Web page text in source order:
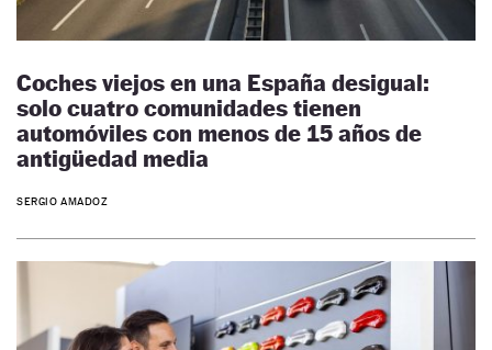
Coches viejos en una España desigual:
solo cuatro comunidades tienen
automóviles con menos de 15 años de
antigüedad media
SERGIO AMADOZ